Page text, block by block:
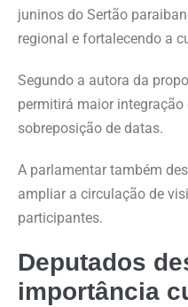
juninos do Sertão
regional e fortalecendo a
Segundo a autora da
permitirá maior integração
sobreposição de datas.
A parlamentar também
ampliar a circulação de
participantes.
Deputados
importância